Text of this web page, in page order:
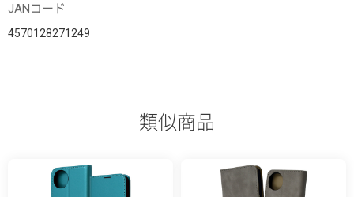
JANコード
4570128271249
類似商品